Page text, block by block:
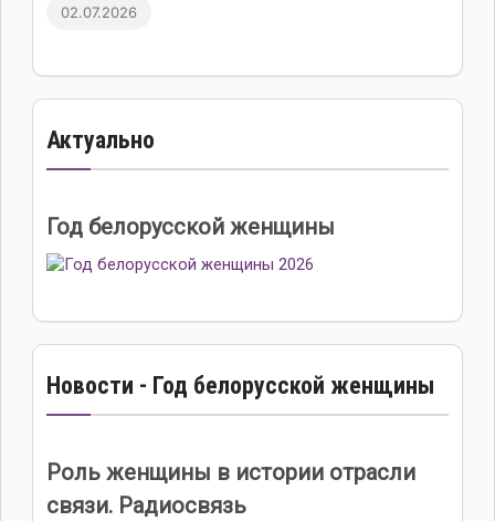
02.07.2026
Актуально
Год белорусской женщины
Новости - Год белорусской женщины
Роль женщины в истории отрасли
связи. Радиосвязь